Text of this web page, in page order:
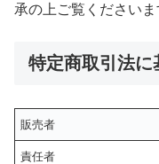
承の上ご覧くださいま
特定商取引法に
販売者
責任者